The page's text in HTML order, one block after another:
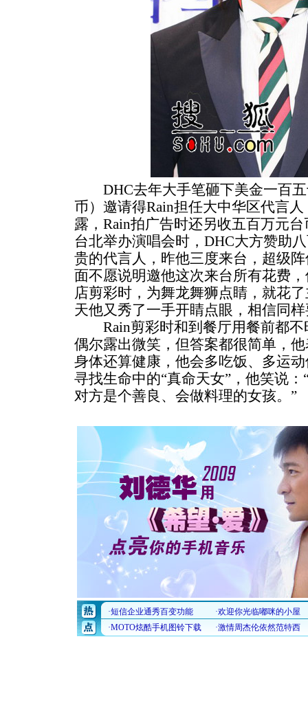
DHC去年大手笔砸下美金一百五
币）邀请得Rain担任大中华区代言
露，Rain拍广告时还另收五百万元
台北举办演唱会时，DHC大方赞助
贵的代言人，昨他三度来台，超级
面不愿说明邀他这次来台所有花费
店剪彩时，为舞龙舞狮点睛，就花
天他又秀了一手开睛点眼，相信同
Rain剪彩时和到餐厅用餐前都不
偶尔露出微笑，但答案都很简单，
身体还算健康，他会多吃饭、多运
寻找生命中的“真命天女”，他笑说
对方是个善良、会做料理的女孩。”